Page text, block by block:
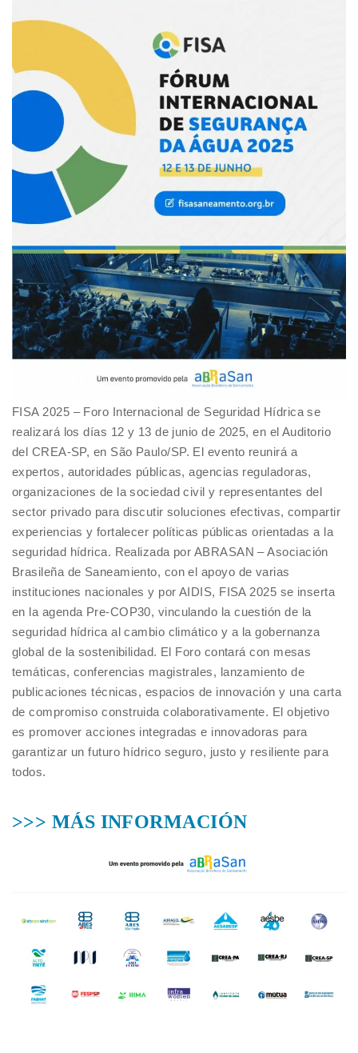
FISA 2025 – Foro Internacional de Seguridad Hídrica se
realizará los días 12 y 13 de junio de 2025, en el Auditorio
del CREA-SP, en São Paulo/SP. El evento reunirá a
expertos, autoridades públicas, agencias reguladoras,
organizaciones de la sociedad civil y representantes del
sector privado para discutir soluciones efectivas, compartir
experiencias y fortalecer políticas públicas orientadas a la
seguridad hídrica. Realizada por ABRASAN – Asociación
Brasileña de Saneamiento, con el apoyo de varias
instituciones nacionales y por AIDIS, FISA 2025 se inserta
en la agenda Pre-COP30, vinculando la cuestión de la
seguridad hídrica al cambio climático y a la gobernanza
global de la sostenibilidad. El Foro contará con mesas
temáticas, conferencias magistrales, lanzamiento de
publicaciones técnicas, espacios de innovación y una carta
de compromiso construida colaborativamente. El objetivo
es promover acciones integradas e innovadoras para
garantizar un futuro hídrico seguro, justo y resiliente para
todos.
>>> MÁS INFORMACIÓN